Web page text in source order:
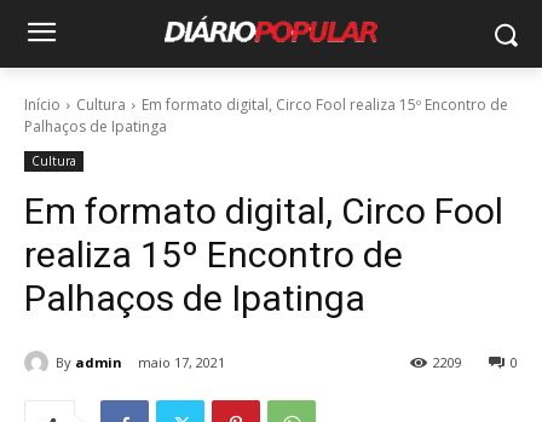
Início Cultura
Em formato digital, Circo Fool realiza 15º Encontro de
Palhaços de Ipatinga
Cultura
Em formato digital, Circo Fool
realiza 15º Encontro de
Palhaços de Ipatinga
By admin maio 17, 2021 0
2209